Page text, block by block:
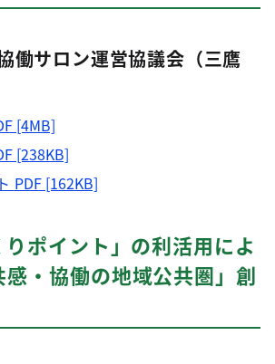
働サロン運営協議会（三鷹
[4MB]
[238KB]
PDF [162KB]
ポイント」の利活用によ
感・協働の地域公共圏」創